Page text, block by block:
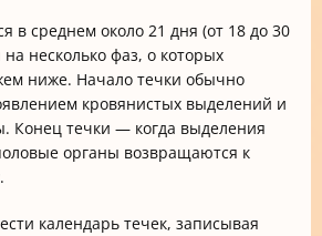
в среднем около 21 дня (от 18 до 30
несколько фаз, о которых
ниже. Начало течки обычно
кровянистых выделений и
Конец течки — когда выделения
органы возвращаются к
календарь течек, записывая